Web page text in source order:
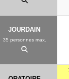
JOURDAIN
35 personnes max.